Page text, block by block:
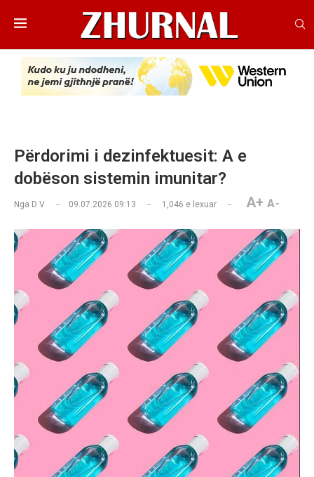
Përdorimi i dezinfektuesit: A e
dobëson sistemin imunitar?
Nga D V 09.07.2026 09:13 1,046 e lexuar A+ A-